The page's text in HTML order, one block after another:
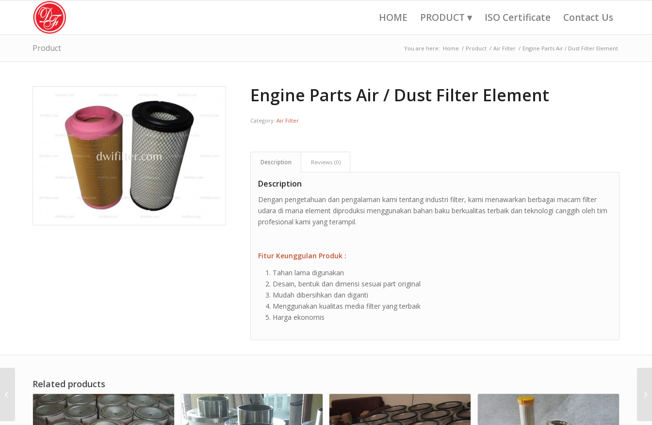
HOME PRODUCT ▾ ISO Certificate Contact Us
Product You are here: Home / Product / Air Filter / Engine Parts Air / Dust Filter Element
Engine Parts Air / Dust Filter Element
Category:Air Filter
Description Reviews (0)
Description
Dengan pengetahuan dan pengalaman kami tentang industri filter, kami menawarkan berbagai macam filter
udara di mana element diproduksi menggunakan bahan baku berkualitas terbaik dan teknologi canggih oleh tim
profesional kami yang terampil.
Fitur Keunggulan Produk :
Tahan lama digunakan
Desain, bentuk dan dimensi sesuai part original
Mudah dibersihkan dan diganti
Menggunakan kualitas media filter yang terbaik
Harga ekonomis
Related products
Filter Udara OEM Merk
Dwi Filter